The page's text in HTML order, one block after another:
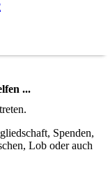
...
Spenden,
Lob oder auch